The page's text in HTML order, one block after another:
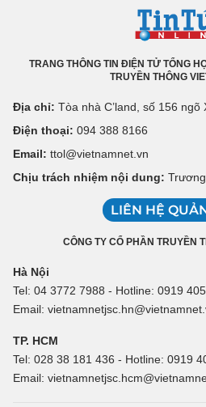
TRANG THÔNG TIN ĐIỆN TỬ TỔNG
TRUYỀN THÔNG
Địa chỉ: Tòa nhà C’land, số 156
Điện thoại: 094 388 8166
Email: ttol@vietnamnet.vn
Chịu trách nhiệm nội dung:
LIÊN HỆ
CÔNG TY CỔ PHẦN TRUYỀN
Hà Nội
Tel: 04 3772 7988 - Hotline: 0919
Email:
TP. HCM
Tel: 028 38 181 436 - Hotline: 0919
Email: